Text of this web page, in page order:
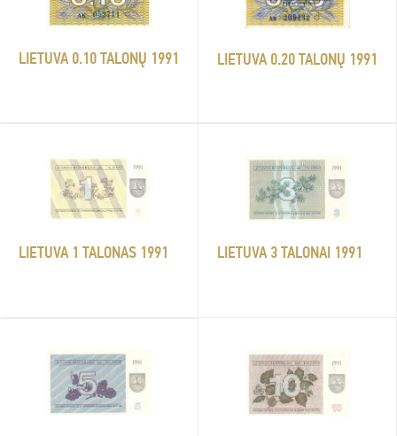
LIETUVA 0.10 TALONŲ 1991 LIETUVA 0.20 TALONŲ 1991
LIETUVA 1 TALONAS 1991 LIETUVA 3 TALONAI 1991